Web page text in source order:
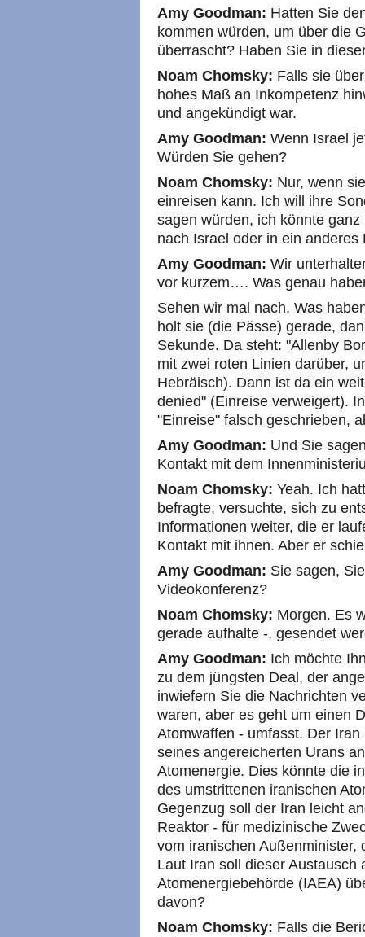
Amy Goodman: Hatten Sie
kommen würden, um über die
überrascht? Haben Sie in
Noam Chomsky: Falls sie
hohes Maß an Inkompetenz
und angekündigt war.
Amy Goodman: Wenn Israel
Würden Sie gehen?
Noam Chomsky: Nur, wenn
einreisen kann. Ich will ihre
sagen würden, ich könnte
nach Israel oder in ein
Amy Goodman: Wir
vor kurzem…. Was genau
Sehen wir mal nach. Was
holt sie (die Pässe) gerade,
Sekunde. Da steht: "Allenby
mit zwei roten Linien darüber,
Hebräisch). Dann ist da ein
denied" (Einreise verweigert).
"Einreise" falsch geschrieben,
Amy Goodman: Und Sie
Kontakt mit dem
Noam Chomsky: Yeah. Ich
befragte, versuchte, sich zu
Informationen weiter, die er
Kontakt mit ihnen. Aber er
Amy Goodman: Sie sagen,
Videokonferenz?
Noam Chomsky: Morgen. Es
gerade aufhalte -, gesendet
Amy Goodman: Ich möchte
zu dem jüngsten Deal, der
inwiefern Sie die Nachrichten
waren, aber es geht um einen
Atomwaffen - umfasst. Der
seines angereicherten Urans
Atomenergie. Dies könnte die
des umstrittenen iranischen
Gegenzug soll der Iran leicht
Reaktor - für medizinische
vom iranischen Außenminister,
Laut Iran soll dieser Austausch
Atomenergiebehörde (IAEA)
davon?
Noam Chomsky: Falls die